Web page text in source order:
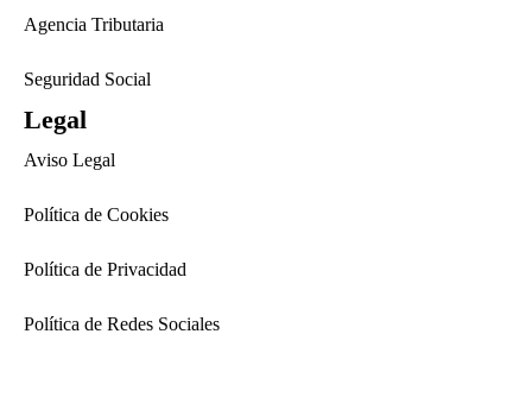
Agencia Tributaria
Seguridad Social
Legal
Aviso Legal
Política de Cookies
Política de Privacidad
Política de Redes Sociales